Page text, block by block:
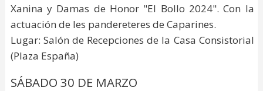
Xanina y Damas de Honor "El Bollo 2024". Con la
actuación de les pandereteres de Caparines.
Lugar: Salón de Recepciones de la Casa Consistorial
(Plaza España)
SÁBADO 30 DE MARZO